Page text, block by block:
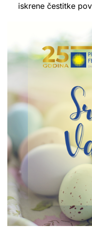
iskrene čestitke